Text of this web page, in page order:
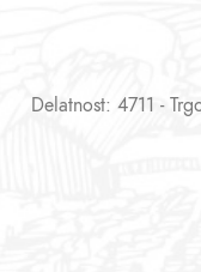
Delatnost: 4711 -